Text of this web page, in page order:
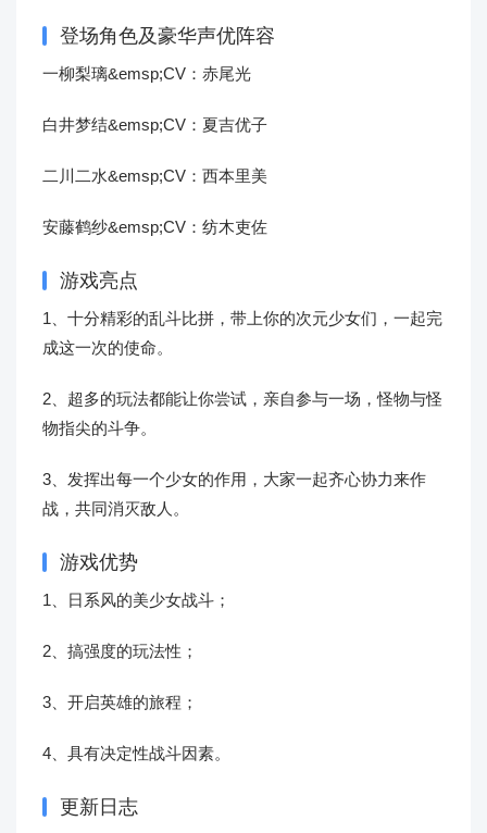
登场角色及豪华声优阵容
一柳梨璃&emsp;CV：赤尾光
白井梦结&emsp;CV：夏吉优子
二川二水&emsp;CV：西本里美
安藤鹤纱&emsp;CV：纺木吏佐
游戏亮点
1、十分精彩的乱斗比拼，带上你的次元少女们，一起完
成这一次的使命。
2、超多的玩法都能让你尝试，亲自参与一场，怪物与怪
物指尖的斗争。
3、发挥出每一个少女的作用，大家一起齐心协力来作
战，共同消灭敌人。
游戏优势
1、日系风的美少女战斗；
2、搞强度的玩法性；
3、开启英雄的旅程；
4、具有决定性战斗因素。
更新日志